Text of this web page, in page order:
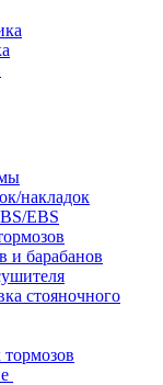
накладок
EBS
и барабанов
стояночного